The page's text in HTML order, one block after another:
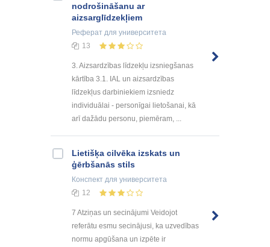
nodrošināšanu ar
aizsarglīdzekļiem
Реферат для университета
13
3. Aizsardzības līdzekļu izsniegšanas
kārtība 3.1. IAL un aizsardzības
līdzekļus darbiniekiem izsniedz
individuālai - personīgai lietošanai, kā
arī dažādu personu, piemēram, ...
Lietišķa cilvēka izskats un
ģērbšanās stils
Конспект для университета
12
7 Atziņas un secinājumi Veidojot
referātu esmu secinājusi, ka uzvedības
normu apgūšana un izpēte ir